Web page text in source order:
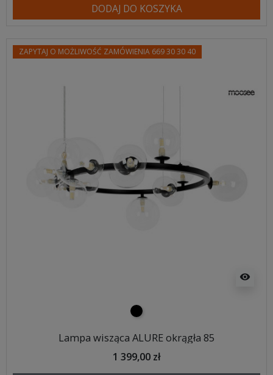
DODAJ DO KOSZYKA
ZAPYTAJ O MOŻLIWOŚĆ ZAMÓWIENIA 669 30 30 40
visibility
czarny
Lampa wisząca ALURE okrągła 85
1 399,00 zł